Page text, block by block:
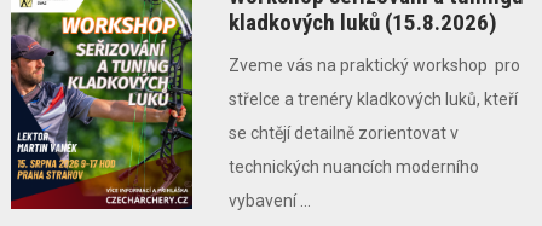
kladkových luků (15.8.2026)
Zveme vás na praktický workshop pro
střelce a trenéry kladkových luků, kteří
se chtějí detailně zorientovat v
technických nuancích moderního
vybavení ...